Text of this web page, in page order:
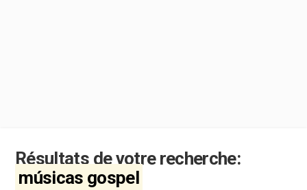
Résultats de votre recherche:
músicas gospel